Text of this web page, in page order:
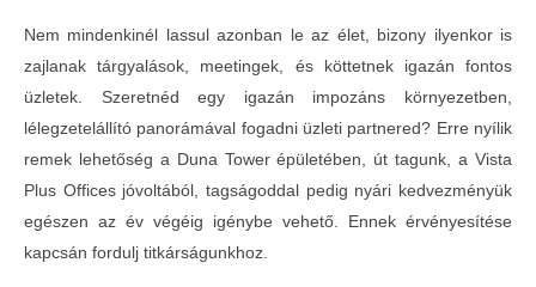
Tárgyalj a legmagasabb szinten
2024-
07-12
a
2024-
07-12
Nem mindenkinél lassul azonban le az élet, bizony ilyenkor is
zajlanak tárgyalások, meetingek, és köttetnek igazán fontos
üzletek. Szeretnéd egy igazán impozáns környezetben,
lélegzetelállító panorámával fogadni üzleti partnered? Erre nyílik
remek lehetőség a Duna Tower épületében, út tagunk, a Vista
Plus Offices jóvoltából, tagságoddal pedig nyári kedvezményük
egészen az év végéig igénybe vehető. Ennek érvényesítése
kapcsán fordulj titkárságunkhoz.